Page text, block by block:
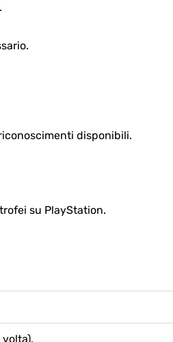
disponibili.
su PlayStation.